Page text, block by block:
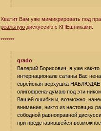
Хватит Вам уже мимикрировать под
реальную дискуссию с КПЕшниками.
*******
grado
Валерий Борисович, я уже как-
интернационале сатаны Вас
еврейская верхушка НАБЛЮДАЕТ
олигофрена-думаю под эти
Вашей ошибки и, возможно,
внимание, никто из настоящих
сободной равноправной
при представившейся